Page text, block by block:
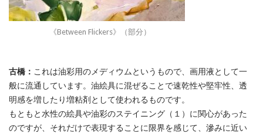
《Between Flickers》（部分）
古橋： これは油彩用のメディウムというもので、画用液として一
般に流通しています。油絵具に混ぜることで速乾性や堅牢性、透
明感を増したり増粘剤として使われるものです。
もともと水性の絵具や油彩のステイニング（１）に関心があった
のですが、それだけで表現することに限界を感じて、滲みに近い